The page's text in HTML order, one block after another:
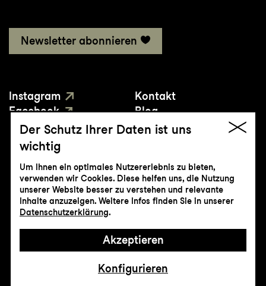
Newsletter abonnieren
Instagram
Facebook
YouTube
Kontakt
Blog
Presse
© Genossenschaft Konzert und Theater
St.Gallen
Impressum
Datenschutz AGB Intranet
Der Schutz Ihrer Daten ist uns
wichtig
Um Ihnen ein optimales Nutzererlebnis zu bieten,
verwenden wir Cookies. Diese helfen uns, die Nutzung
unserer Website besser zu verstehen und relevante
Inhalte anzuzeigen. Weitere Infos finden Sie in unserer
Datenschutzerklärung.
Akzeptieren
Konfigurieren